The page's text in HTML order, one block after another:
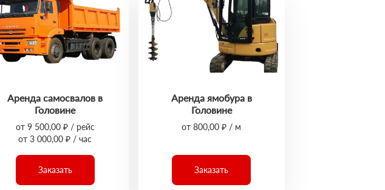
Аренда самосвалов в
Головине
от 9 500,00 ₽ / рейс
от 3 000,00 ₽ / час
Заказать
Аренда ямобура в
Головине
от 800,00 ₽ / м
Заказать